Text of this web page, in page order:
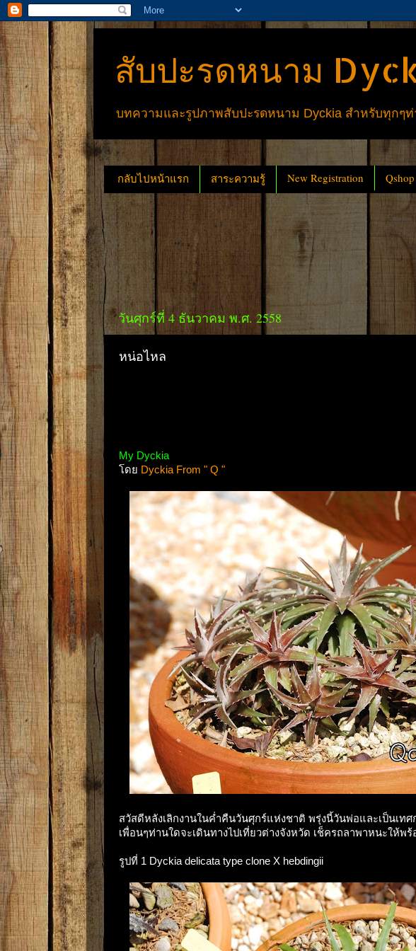
สับปะรดหนาม
บทความและรูปภาพสับปะรดหนาม Dyckia สำหรับทุกๆท่
กลับไปหน้าแรก สาระความรู้ New Registration Qshop
วันศุกร์ที่ 4 ธันวาคม พ.ศ. 2558
หน่อไหล
My Dyckia
โดย Dyckia From " Q "
สวัสดีหลังเลิกงานในค่ำคืนวันศุกร์แห่งชาติ พรุ่งนี้วันพ่อและเป็นเท
เพื่อนๆท่านใดจะเดินทางไปเที่ยวต่างจังหวัด เช็ครถลาพาหนะให้พ
รูปที่ 1 Dyckia delicata type clone X hebdingii